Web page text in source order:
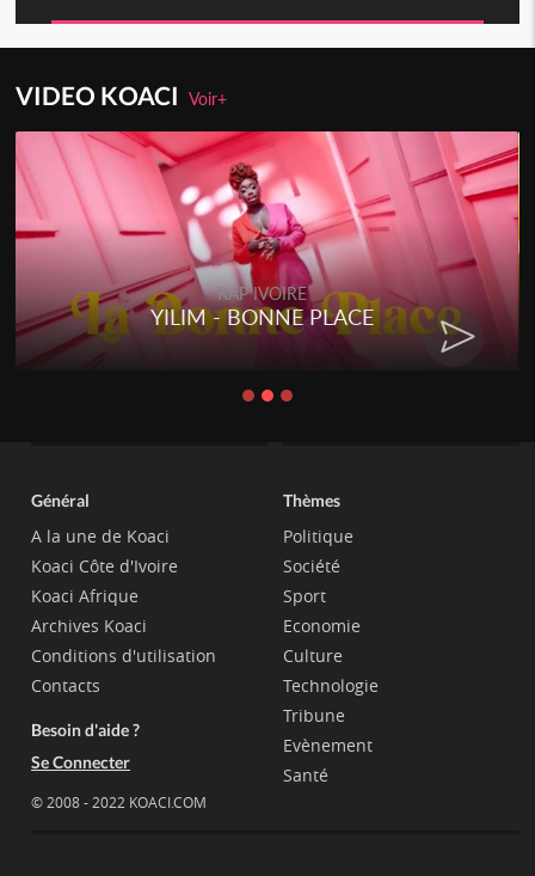
VIDEO KOACIVoir+
RAP IVOIRE
YILIM - BONNE PLACE
Général
A la une de Koaci
Koaci Côte d'Ivoire
Koaci Afrique
Archives Koaci
Conditions d'utilisation
Contacts
Besoin d'aide ?
Se Connecter
© 2008 - 2022 KOACI.COM
Thèmes
Politique
Société
Sport
Economie
Culture
Technologie
Tribune
Evènement
Santé